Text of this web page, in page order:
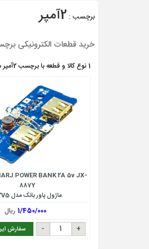
برچسب : 2آمپر
خرید قطعات الکترونیکی برچسب
1 نوع کالا و قطعه با برچسب 2آمپر موجود می باشد
POWER BANK 2A 5v JX-
887Y
ماژول پاور بانک مدل A2V5
1/450/000 ریال
سفارش